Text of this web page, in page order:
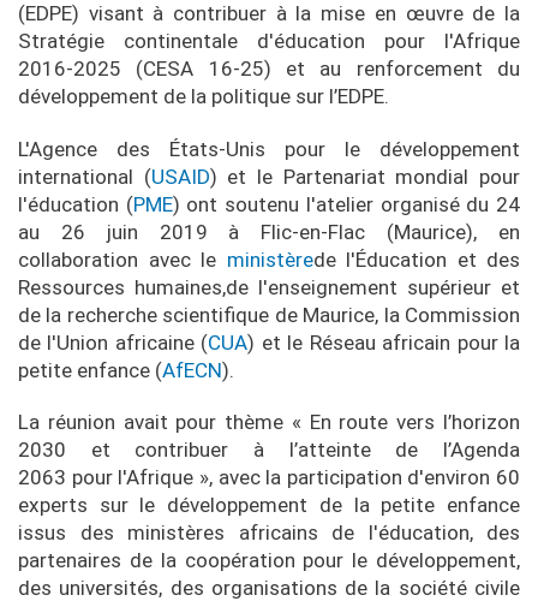
(EDPE) visant à contribuer à la mise en œuvre de la
Stratégie continentale d'éducation pour l'Afrique
2016-2025 (CESA 16-25) et au renforcement du
développement de la politique sur l’EDPE.
L'Agence des États-Unis pour le développement
international (USAID) et le Partenariat mondial pour
l'éducation (PME) ont soutenu l'atelier organisé du 24
au 26 juin 2019 à Flic-en-Flac (Maurice), en
collaboration avec le ministèrede l'Éducation et des
Ressources humaines,de l'enseignement supérieur et
de la recherche scientifique de Maurice, la Commission
de l'Union africaine (CUA) et le Réseau africain pour la
petite enfance (AfECN).
La réunion avait pour thème « En route vers l’horizon
2030 et contribuer à l’atteinte de l’Agenda
2063 pour l'Afrique », avec la participation d'environ 60
experts sur le développement de la petite enfance
issus des ministères africains de l'éducation, des
partenaires de la coopération pour le développement,
des universités, des organisations de la société civile